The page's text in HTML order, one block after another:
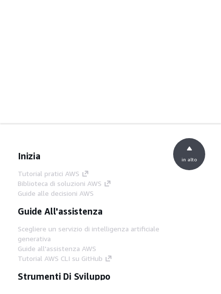
Inizia
Tutorial pratici AWS
Biblioteca di soluzioni AWS
Guide alle decisioni AWS
Guide All'assistenza
Scegliere un servizio di intelligenza artificiale
generativa
Guide all'assistenza AWS
Tutorial AWS CLI su GitHub
Strumenti Di Sviluppo
in alto